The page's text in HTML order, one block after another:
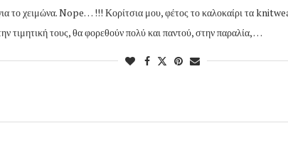
το χειμώνα. Nope… !!! Κορίτσια μου, φέτος το καλοκαίρι τα
τιμητική τους, θα φορεθούν πολύ και παντού, στην παραλία, …